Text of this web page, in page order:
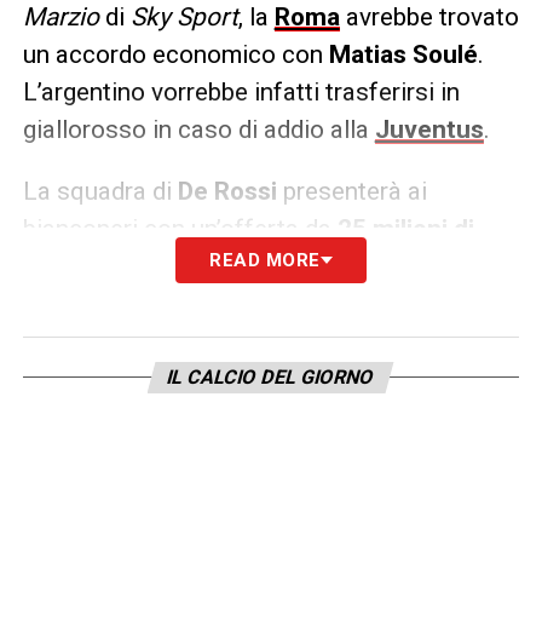
Marziodi Sky Sport, la Roma avrebbe trovato
un accordo economico con Matias Soulé.
L’argentino vorrebbe infatti trasferirsi in
giallorosso in caso di addio alla Juventus.
La squadra di De Rossi presenterà ai
bianconeri con un’offerta da 25 milioni di
, bonus compresi per acquistare il
offerta avanzata dalLeicesternei giorni
scorsi. La richiesta diGiuntoliè sempre di
READ MORE
IL CALCIO DEL GIORNO